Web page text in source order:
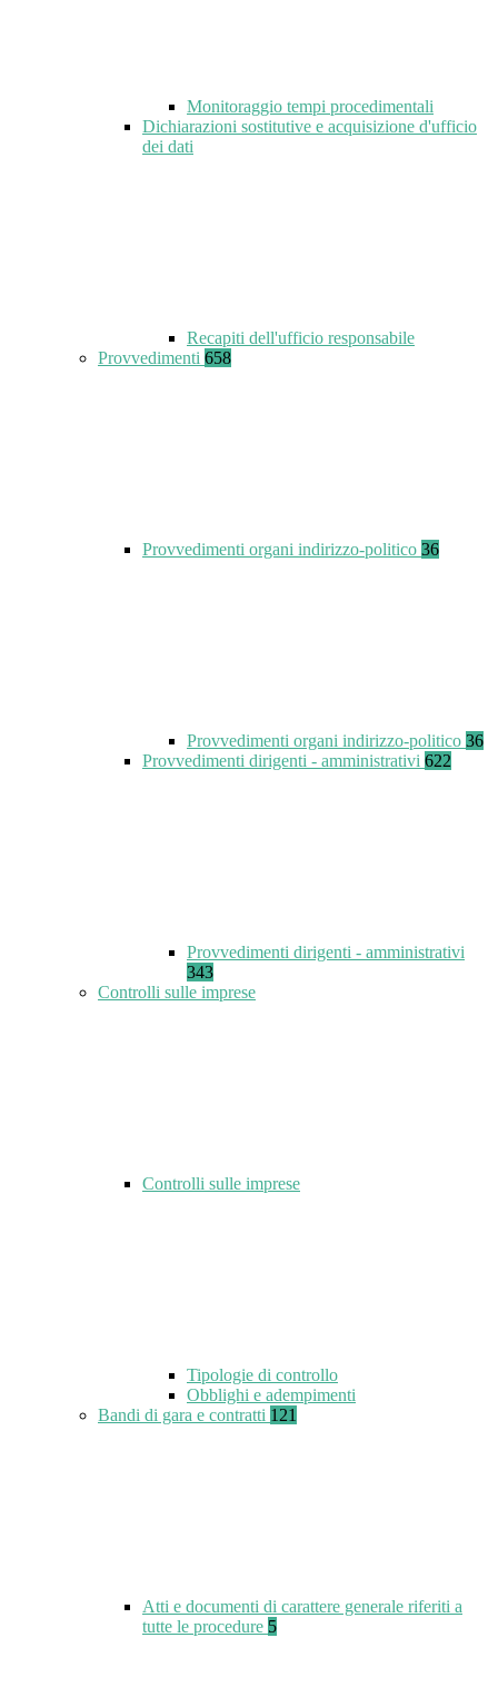
Monitoraggio tempi procedimentali
Dichiarazioni sostitutive e acquisizione d'ufficio
dei dati
Recapiti dell'ufficio responsabile
Provvedimenti 658
Provvedimenti organi indirizzo-politico 36
Provvedimenti organi indirizzo-politico 36
Provvedimenti dirigenti - amministrativi 622
Provvedimenti dirigenti - amministrativi
343
Controlli sulle imprese
Controlli sulle imprese
Tipologie di controllo
Obblighi e adempimenti
Bandi di gara e contratti 121
Atti e documenti di carattere generale riferiti a
tutte le procedure 5